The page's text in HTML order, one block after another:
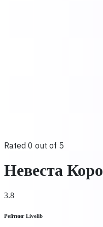
Rated 0 out of 5
Невеста
3.8
Рейтинг Livelib